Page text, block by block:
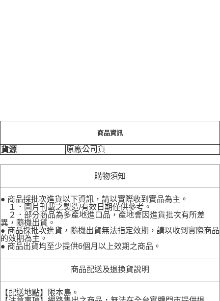
商品資訊
貨源 原廠公司貨
購物須知
● 商品採批次進貨以下資訊，請以實際收到實品為主。
１．圖片刊載之製造/有效日期僅供參考。
２．部分商品為多產地進口品，產地會因進貨批次有所差
異，隨機出貨。
● 商品採批次進貨，隨機出貨無法指定效期，請以收到實際商品
的效期為主。
● 商品出貨均至少提供6個月以上效期之商品。
商品配送及退換貨說明
【配送地點】限本島。